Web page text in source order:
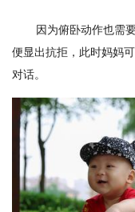
因为俯卧动作也需
便显出抗拒，此时妈妈
对话。